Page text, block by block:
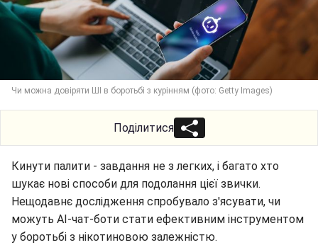
Чи можна довіряти ШІ в боротьбі з курінням (фото: Getty Images)
Поділитися
Кинути палити - завдання не з легких, і багато хто
шукає нові способи для подолання цієї звички.
Нещодавнє дослідження спробувало з'ясувати, чи
можуть АІ-чат-боти стати ефективним інструментом
у боротьбі з нікотиновою залежністю.